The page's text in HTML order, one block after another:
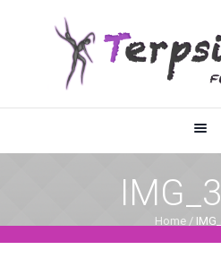
Home /